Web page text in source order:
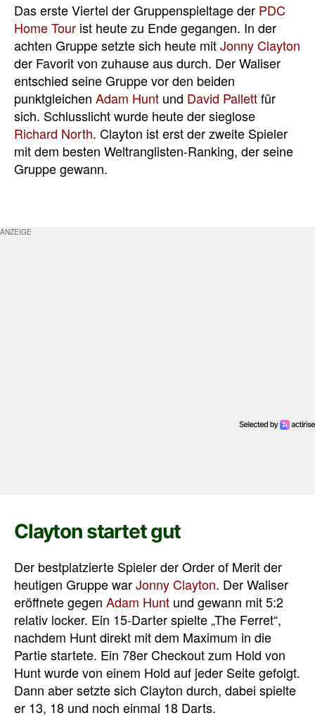
Das erste Viertel der Gruppenspieltage der PDC
Home Tour ist heute zu Ende gegangen. In der
achten Gruppe setzte sich heute mitJonny Clayton
der Favorit von zuhause aus durch. Der Waliser
entschied seine Gruppe vor den beiden
punktgleichen Adam Hunt und David Pallettfür
sich. Schlusslicht wurde heute der sieglose
Richard North. Clayton ist erst der zweite Spieler
mit dem besten Weltranglisten-Ranking, der seine
Gruppe gewann.
Clayton startet gut
Der bestplatzierte Spieler der Order of Merit der
heutigen Gruppe warJonny Clayton. Der Waliser
eröffnete gegen Adam Hunt und gewann mit 5:2
relativ locker. Ein 15-Darter spielte „The Ferret“,
nachdem Hunt direkt mit dem Maximum in die
Partie startete. Ein 78er Checkout zum Hold von
Hunt wurde von einem Hold auf jeder Seite gefolgt.
Dann aber setzte sich Clayton durch, dabei spielte
er 13, 18 und noch einmal 18 Darts.